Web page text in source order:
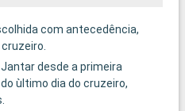
com antecedência,
desde a primeira
ùltimo dia do cruzeiro,